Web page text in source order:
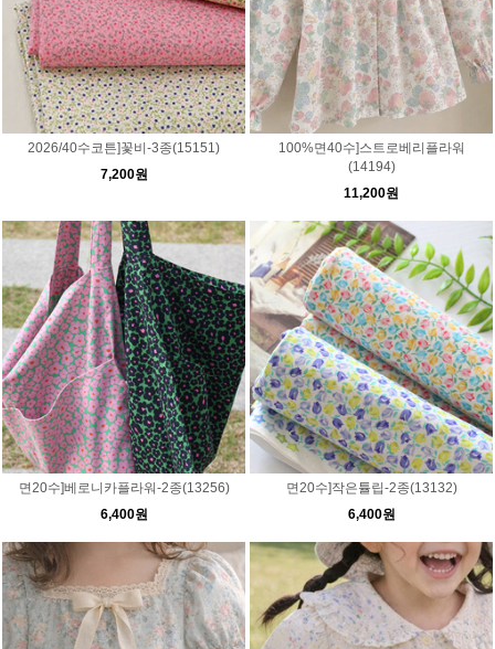
2026/40수코튼]꽃비-3종(15151)
7,200원
100%면40수]스트로베리플라워
(14194)
11,200원
면20수]베로니카플라워-2종(13256)
6,400원
면20수]작은튤립-2종(13132)
6,400원